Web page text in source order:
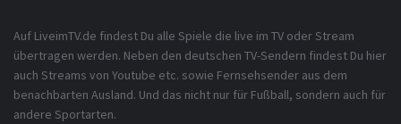
Auf LiveimTV.de findest Du alle Spiele die live im TV oder Stream
übertragen werden. Neben den deutschen TV-Sendern findest Du hier
auch Streams von Youtube etc. sowie Fernsehsender aus dem
benachbarten Ausland. Und das nicht nur für Fußball, sondern auch für
andere Sportarten.